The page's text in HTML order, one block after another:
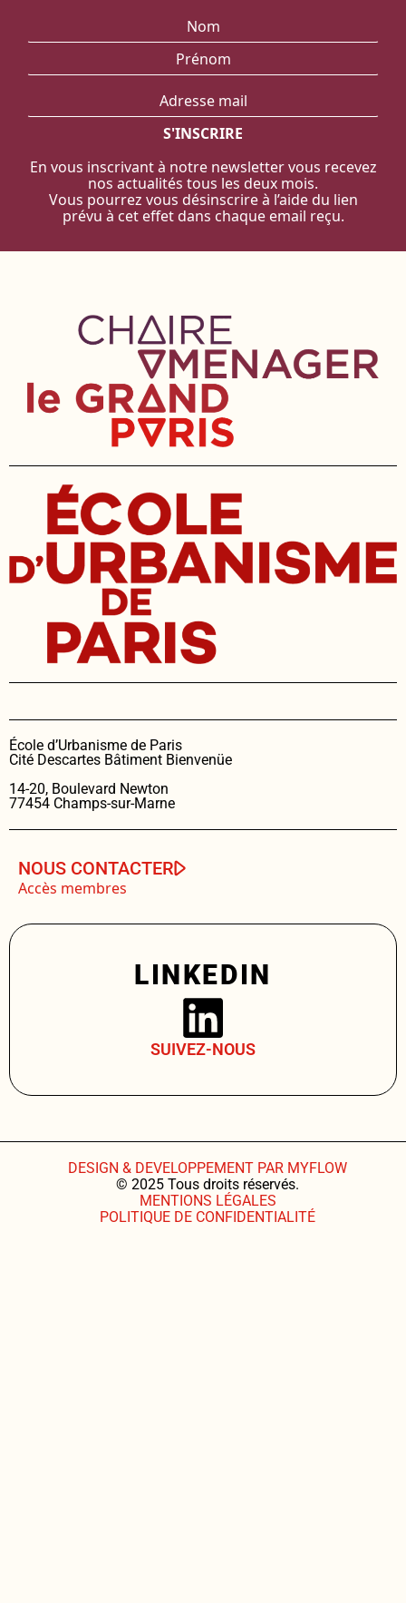
En vous inscrivant à notre newsletter vous recevez
nos actualités tous les deux mois.
Vous pourrez vous désinscrire à l’aide du lien
prévu à cet effet dans chaque email reçu.
École d’Urbanisme de Paris
Cité Descartes Bâtiment Bienvenüe
14-20, Boulevard Newton
77454 Champs-sur-Marne
NOUS CONTACTER
Accès membres
LINKEDIN
SUIVEZ-NOUS
DESIGN & DEVELOPPEMENT PAR MYFLOW
© 2025 Tous droits réservés.
MENTIONS LÉGALES
POLITIQUE DE CONFIDENTIALITÉ